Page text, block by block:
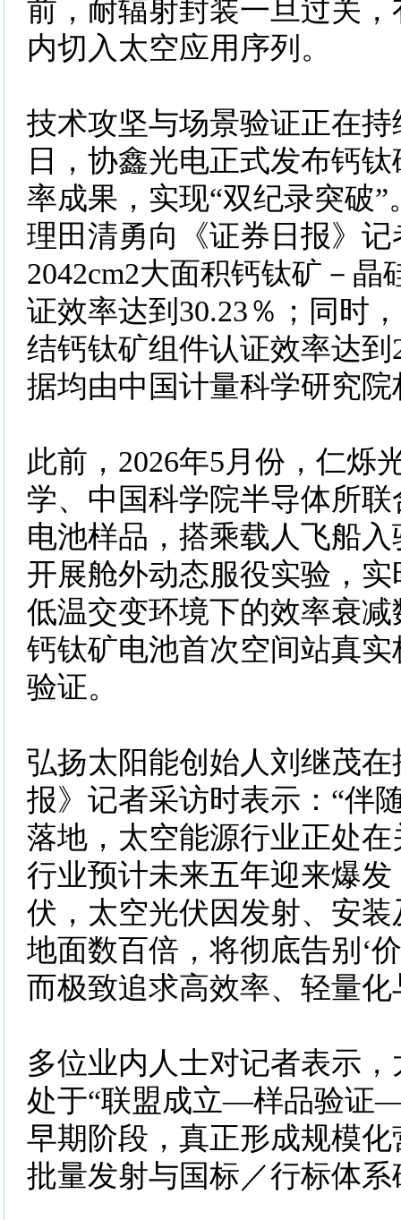
前，耐辐射封装一旦过关
内切入太空应用序列。
技术攻坚与场景验证正在持
日，协鑫光电正式发布钙
率成果，实现“双纪录突破
理田清勇向《证券日报》记
2042cm2大面积钙钛矿－晶
证效率达到30.23％；同时
结钙钛矿组件认证效率达到
据均由中国计量科学研究
此前，2026年5月份，仁烁
学、中国科学院半导体所
电池样品，搭乘载人飞船
开展舱外动态服役实验，
低温交变环境下的效率衰
钙钛矿电池首次空间站真
验证。
弘扬太阳能创始人刘继茂
报》记者采访时表示：“伴
落地，太空能源行业正处
行业预计未来五年迎来爆
伏，太空光伏因发射、安
地面数百倍，将彻底告别‘
而极致追求高效率、轻量
多位业内人士对记者表示
处于“联盟成立—样品验证
早期阶段，真正形成规模
批量发射与国标／行标体系